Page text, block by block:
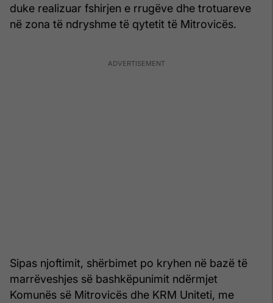
duke realizuar fshirjen e rrugëve dhe trotuareve
në zona të ndryshme të qytetit të Mitrovicës.
Sipas njoftimit, shërbimet po kryhen në bazë të
marrëveshjes së bashkëpunimit ndërmjet
Komunës së Mitrovicës dhe KRM Uniteti, me